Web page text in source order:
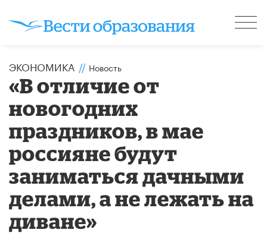
ЭКОНОМИКА // Новость
«В отличие от
новогодних
праздников, в мае
россияне будут
заниматься дачными
делами, а не лежать на
диване»